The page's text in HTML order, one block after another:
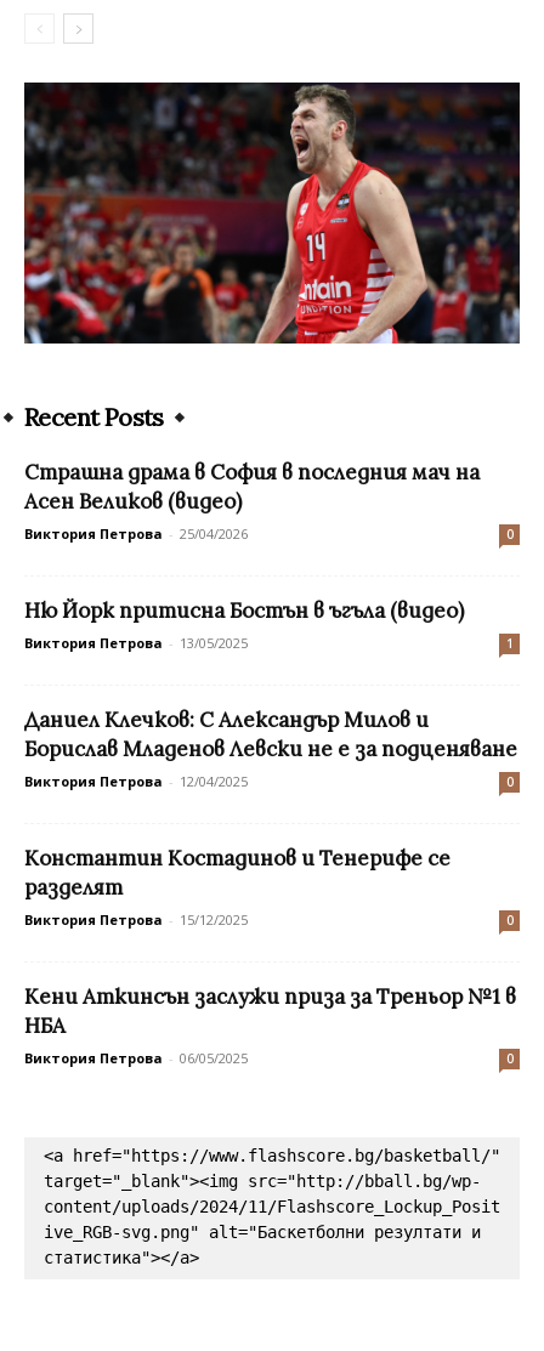
Recent Posts
Страшна драма в София в последния мач на
Асен Великов (видео)
Виктория Петрова - 25/04/2026 0
Ню Йорк притисна Бостън в ъгъла (видео)
Виктория Петрова - 13/05/2025 1
Даниел Клечков: С Александър Милов и
Борислав Младенов Левски не е за подценяване
Виктория Петрова - 12/04/2025 0
Константин Костадинов и Тенерифе се
разделят
Виктория Петрова - 15/12/2025 0
Кени Аткинсън заслужи приза за Треньор №1 в
НБА
Виктория Петрова - 06/05/2025 0
<a href="https://www.flashscore.bg/basketball/"
target="_blank"><img src="http://bball.bg/wp-
content/uploads/2024/11/Flashscore_Lockup_Posit
ive_RGB-svg.png" alt="Баскетболни резултати и
статистика"></a>